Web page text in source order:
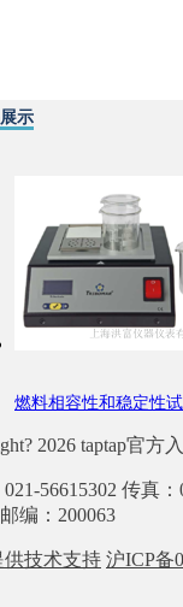
示
燃料相容性和稳定性
2026 taptap官方
56615302 传真
编：200063
供技术支持 沪ICP备